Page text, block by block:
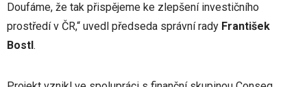
Doufáme, že tak přispějeme ke zlepšení investičního
prostředí v ČR,“ uvedl předseda správní rady František
Bostl.